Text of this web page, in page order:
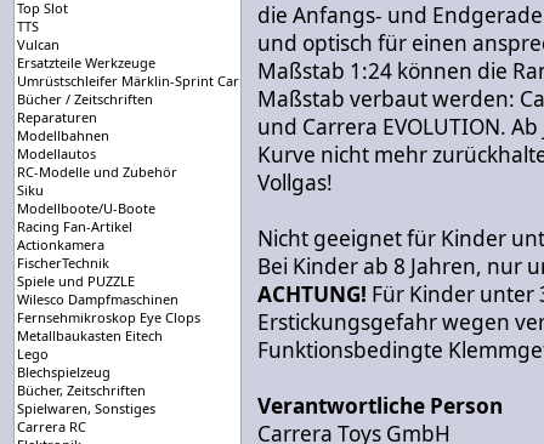
Top Slot
TTS
Vulcan
Ersatzteile Werkzeuge
Umrüstschleifer Märklin-Sprint Carrera-Universal
Bücher / Zeitschriften
Reparaturen
Modellbahnen
Modellautos
RC-Modelle und Zubehör
Siku
Modellboote/U-Boote
Racing Fan-Artikel
Actionkamera
FischerTechnik
Spiele und PUZZLE
Wilesco Dampfmaschinen
Fernsehmikroskop Eye Clops
Metallbaukasten Eitech
Lego
Blechspielzeug
Bücher, Zeitschriften
Spielwaren, Sonstiges
Carrera RC
die Anfangs- und
und optisch für einen
Maßstab 1:24 können die
Maßstab verbaut werden:
und Carrera EVOLUTION.
Kurve nicht mehr
Vollgas!
Nicht geeignet für Kinder
Bei Kinder ab 8 Jahren, nur
ACHTUNG! Für Kinder unter
Erstickungsgefahr wegen
Funktionsbedingte
Verantwortliche Person
Carrera Toys GmbH